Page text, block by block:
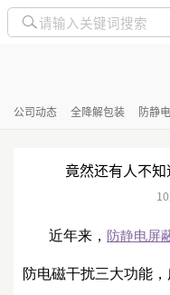
公司动态 全降解包装 防静
竟然还有人不知
近年来， 防静电屏
防电磁干扰三大功能